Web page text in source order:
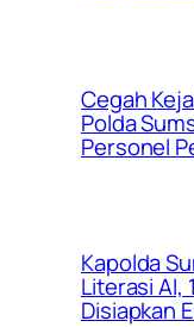
Cegah
Polda
Personel
Kapolda
Literasi AI,
Disiapkan